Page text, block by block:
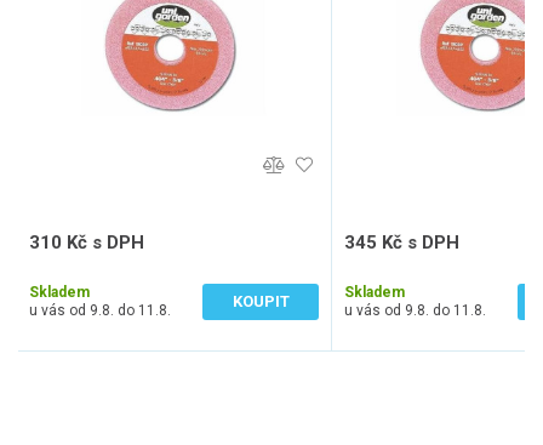
310 Kč s DPH
Skladem
u vás od 9.8. do 11.8.
KOUPIT
345 Kč s DPH
Skladem
u vás od 9.8. do 11.8.